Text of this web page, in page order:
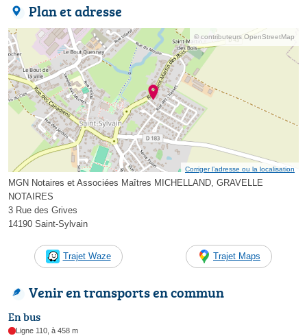
Plan et adresse
© contributeurs OpenStreetMap
Corriger l’adresse ou la localisation
MGN Notaires et Associées Maîtres MICHELLAND, GRAVELLE
NOTAIRES
3 Rue des Grives
14190 Saint-Sylvain
Trajet Waze Trajet Maps
Venir en transports en commun
En bus
Ligne 110, à 458 m